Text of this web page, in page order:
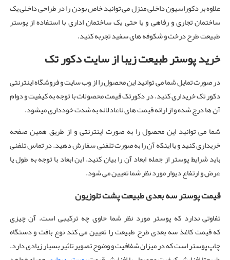
علاوه بر دکوراسیون داخلی منزل می توانید خاص بودن را در طراحی داخلی یک
ساختمان تجاری و رفاهی و یا حتی یک ساختمان اداری با استفاده از پوستر
طبیعت طرح درخت و شکوفه های سفید تجربه کنید.
خرید پوستر طبیعت زیبا از سایت دکور تک
در صورت تمایل شما می توانید این محصول را از وب سایت و فروشگاه اینترنتی
دکور تک خریداری کنید. در دکورتک قیمت محصولات با توجه به کیفیت و دوام
آن ها درج شده و از ارائه قیمت های ناعادلانه به شدت خودداری میشود.
شما می توانید این محصول را به صورت اینترنتی و از طریق همین صفحه
خریداری کنید و یا اینکه آن را به صورت تلفنی سفارش دهید. در تماس تلفنی
باید شرایط پوستر از جمله ابعاد آن را بیان کنید. این ابعاد با توجه به طول یا
عرض و ارتفاع دیوار مورد نظر شما تعیین می شود.
قیمت پوستر سه بعدی طبیعت پشت تلوزیون
تفاوتی ندارد که پوستر مورد نظر شما حاوی چه ترکیبی است. آن چیزی
که قیمت کاغذ سه بعدی طرح طبیعت را تعیین می کند نوع بافت و دستگاه
چاپ پوستر است که در میزان شفافیت و وضوح تصویر تاثیر بسیار زیادی دارد.